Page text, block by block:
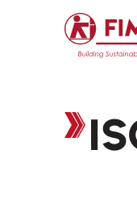
Zurück zur